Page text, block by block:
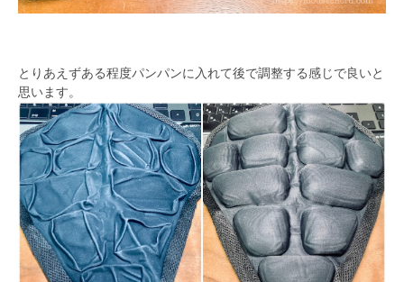
とりあえずある程度パンパンに入れて後で調整する感じで良いと
思います。